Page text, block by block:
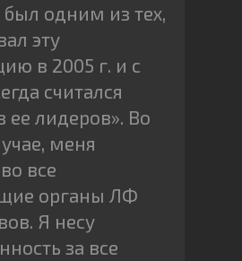
одним из тех,
эту
в 2005 г. и с
считался
ее лидеров». Во
меня
все
органы ЛФ
Я несу
за все